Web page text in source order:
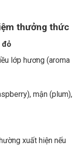
thưởng thức
đỏ
lớp hương (aroma
mận (plum),
xuất hiện nếu